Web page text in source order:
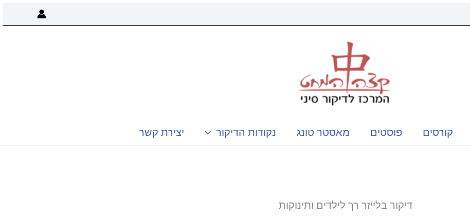
קורסים פוסטים מאסטר טונג נקודות הדיקור
יצירת קשר
דיקור בלייזר רך לילדים ותינוקות